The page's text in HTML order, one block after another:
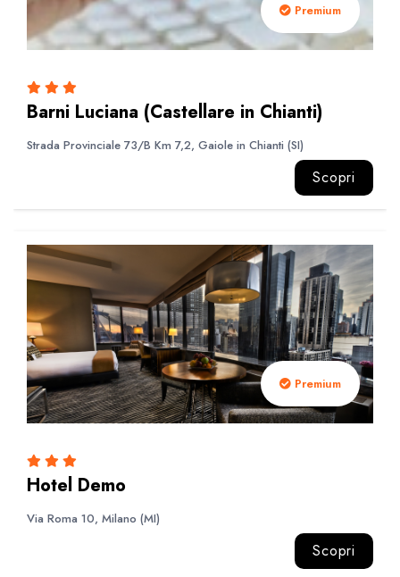
Premium
Barni Luciana (Castellare in Chianti)
Strada Provinciale 73/B Km 7,2, Gaiole in Chianti (SI)
Scopri
Premium
Hotel Demo
Via Roma 10, Milano (MI)
Scopri